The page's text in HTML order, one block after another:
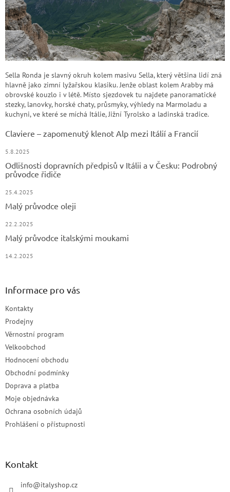
Sella Ronda je slavný okruh kolem masivu Sella, který většina lidí zná
hlavně jako zimní lyžařskou klasiku. Jenže oblast kolem Arabby má
obrovské kouzlo i v létě. Místo sjezdovek tu najdete panoramatické
stezky, lanovky, horské chaty, průsmyky, výhledy na Marmoladu a
kuchyni, ve které se míchá Itálie, Jižní Tyrolsko a ladinská tradice.
Claviere – zapomenutý klenot Alp mezi Itálií a Francií
5.8.2025
Odlišnosti dopravních předpisů v Itálii a v Česku: Podrobný
průvodce řidiče
25.4.2025
Malý průvodce oleji
22.2.2025
Malý průvodce italskými moukami
14.2.2025
Informace pro vás
Kontakty
Prodejny
Věrnostní program
Velkoobchod
Hodnocení obchodu
Obchodní podmínky
Doprava a platba
Moje objednávka
Ochrana osobních údajů
Prohlášení o přístupnosti
Kontakt
info@italyshop.cz